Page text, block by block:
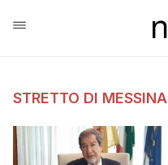
STRETTO DI MESSINA